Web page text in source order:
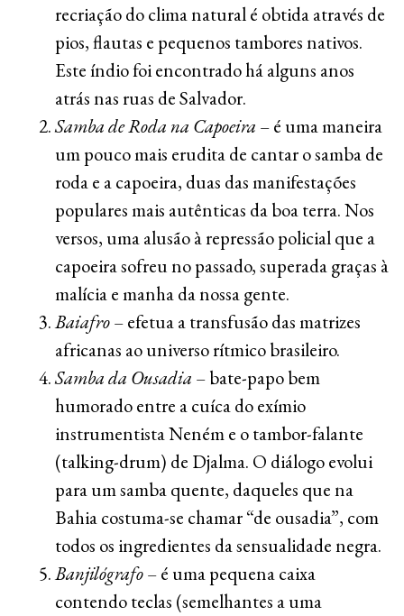
recriação do clima natural é obtida através de
pios, flautas e pequenos tambores nativos.
Este índio foi encontrado há alguns anos
atrás nas ruas de Salvador.
Samba de Roda na Capoeira – é uma maneira
um pouco mais erudita de cantar o samba de
roda e a capoeira, duas das manifestações
populares mais autênticas da boa terra. Nos
versos, uma alusão à repressão policial que a
capoeira sofreu no passado, superada graças à
malícia e manha da nossa gente.
Baiafro– efetua a transfusão das matrizes
africanas ao universo rítmico brasileiro.
Samba da Ousadia – bate-papo bem
humorado entre a cuíca do exímio
instrumentista Neném e o tambor-falante
(talking-drum) de Djalma. O diálogo evolui
para um samba quente, daqueles que na
Bahia costuma-se chamar “de ousadia”, com
todos os ingredientes da sensualidade negra.
Banjilógrafo– é uma pequena caixa
contendo teclas (semelhantes a uma